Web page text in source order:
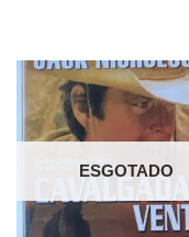
ESGOTADO